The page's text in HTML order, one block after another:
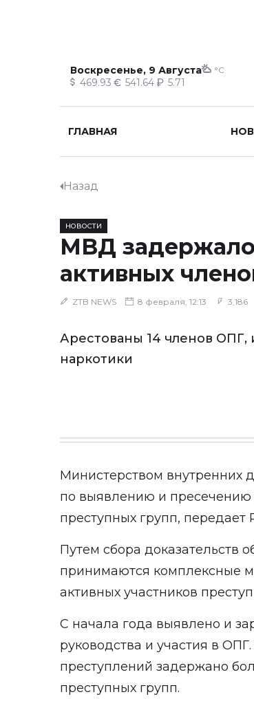
Воскресенье, 9 Августа °C
469.93 541.64 5.71
ГЛАВНАЯ
Назад
НОВОСТИ
МВД
активных
ZTB NEWS 8 февраля, 12:13 3,186
Арестованы 14 членов ОПГ,
наркотики
Министерством внутренних
по выявлению и пресечению
преступных групп, передает
Путем сбора доказательств
принимаются комплексные
активных участников
С начала года выявлено и
руководства и участия в
преступлений задержано
преступных групп.